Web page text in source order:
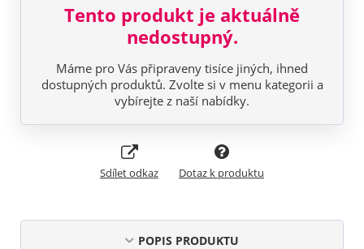
Tento produkt je aktuálně
nedostupný.
Máme pro Vás připraveny tisíce jiných, ihned
dostupných produktů. Zvolte si v menu kategorii a
vybírejte z naší nabídky.
Sdílet odkaz Dotaz k produktu
POPIS PRODUKTU